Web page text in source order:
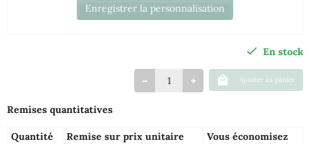
Enregistrer la personnalisation
En stock
Ajouter au panier
Remises quantitatives
Quantité Remise sur prix unitaire
Vous économisez